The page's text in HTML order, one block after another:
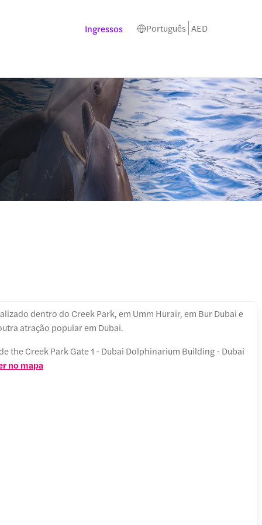
Ingressos Português AED
dentro do Creek Park, em Umm Hurair, em Bur Dubai e
atração popular em Dubai.
the Creek Park Gate 1 - Dubai Dolphinarium Building - Dubai
no mapa